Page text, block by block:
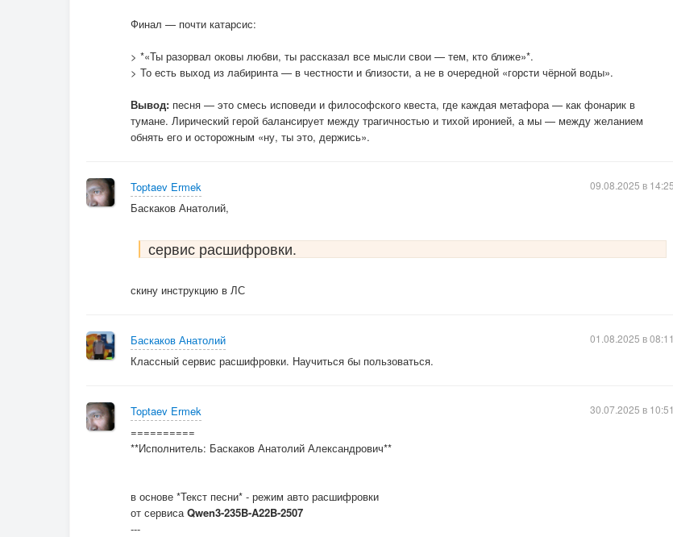
Финал — почти катарсис:
> *«Ты разорвал оковы любви, ты рассказал все мысли свои — тем, кто ближе»*.
> То есть выход из лабиринта — в честности и близости, а не в очередной «горсти чёрной воды».
Вывод: песня — это смесь исповеди и философского квеста, где каждая метафора — как фонарик в
тумане. Лирический герой балансирует между трагичностью и тихой иронией, а мы — между желанием
обнять его и осторожным «ну, ты это, держись».
Toptaev Ermek
Баскаков Анатолий,
сервис расшифровки.
скину инструкцию в ЛС
09.08.2025 в 14:25
Баскаков Анатолий
Классный сервис расшифровки. Научиться бы пользоваться.
01.08.2025 в 08:11
Toptaev Ermek
==========
**Исполнитель: Баскаков Анатолий Александрович**
в основе *Текст песни* - режим авто расшифровки
от сервисаQwen3-235B-A22B-2507
---
30.07.2025 в 10:51